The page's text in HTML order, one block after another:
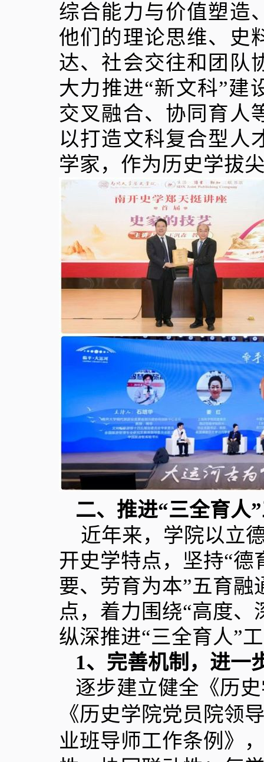
综合能力与价值塑造
他们的理论思维、史
达、社会交往和团队
大力推进“新文科”建
交叉融合、协同育人
以打造文科复合型人
学家，作为历史学拔
二、推进“三全育人
近年来，学院以立
开史学特点，坚持“
要、劳育为本”五育
点，着力围绕“高度
纵深推进“三全育人”
1、完善机制，进一
逐步建立健全《历
《历史学院党员院领
业班导师工作条例》